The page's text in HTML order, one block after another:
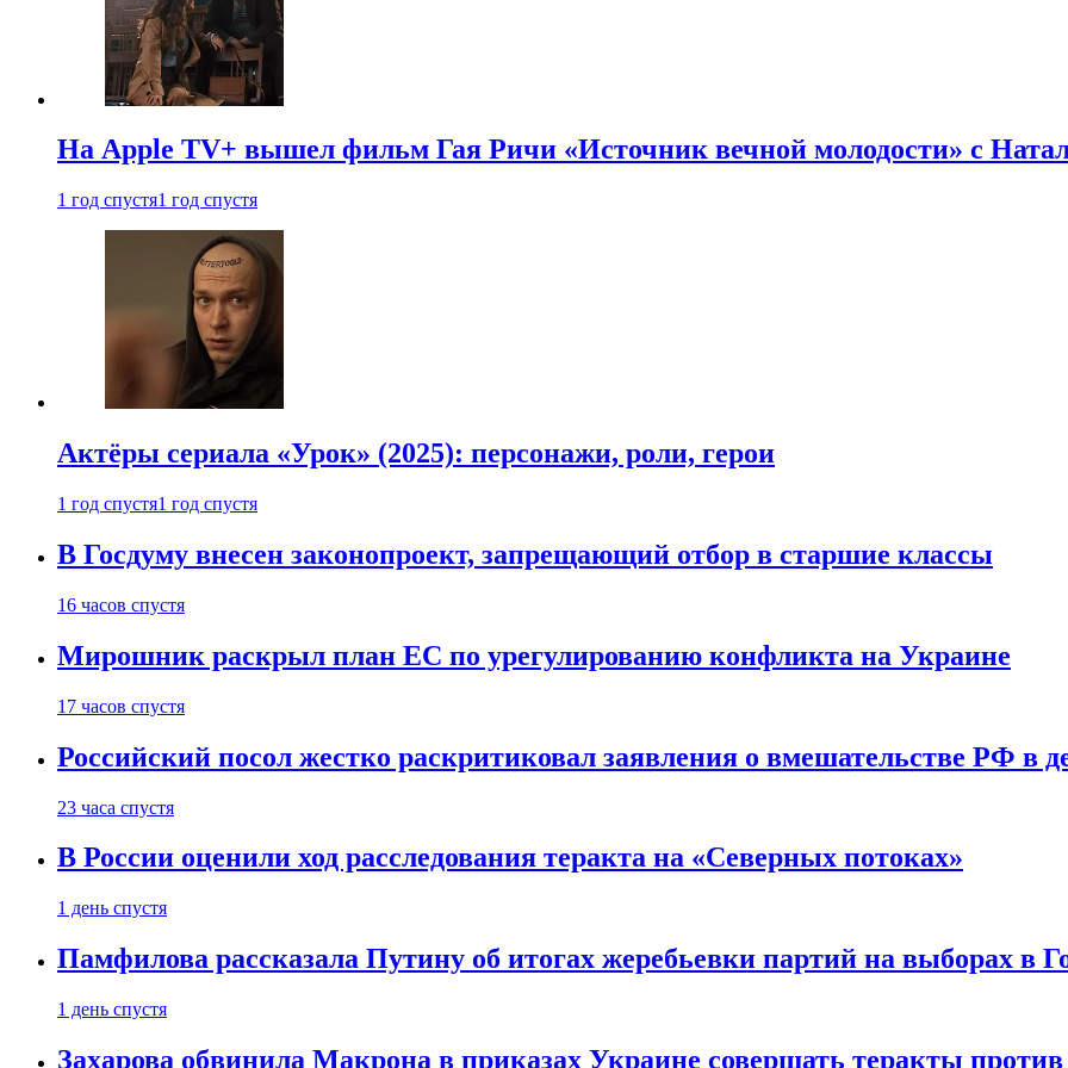
На Apple TV+ вышел фильм Гая Ричи «Источник вечной молодости» с
1 год спустя1 год спустя
Актёры сериала «Урок» (2025): персонажи, роли, герои
1 год спустя1 год спустя
В Госдуму внесен законопроект, запрещающий отбор в старшие классы
16 часов спустя
Мирошник раскрыл план ЕС по урегулированию конфликта на Украине
17 часов спустя
Российский посол жестко раскритиковал заявления о вмешательстве РФ в
23 часа спустя
В России оценили ход расследования теракта на «Северных потоках»
1 день спустя
Памфилова рассказала Путину об итогах жеребьевки партий на выборах в
1 день спустя
Захарова обвинила Макрона в приказах Украине совершать теракты против